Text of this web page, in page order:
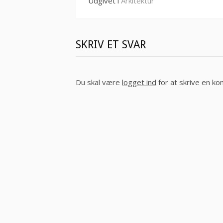
SKRIV ET SVAR
Du skal være logget ind for at skrive en